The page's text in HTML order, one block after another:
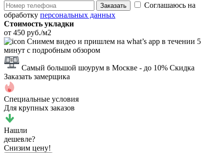
Заказать
Соглашаюсь на
обработку персональных данных
Стоимость укладки
от 450 руб./м2
Снимем видео и пришлем на what’s app в течении 5
минут с подробным обзором
Самый большой шоурум в Москве - до 10% Скидка
Заказать замерщика
Специальные условия
Для крупных заказов
Нашли
дешевле?
Снизим цену!